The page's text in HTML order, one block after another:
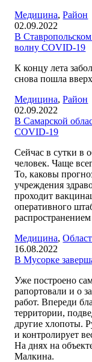
Медицина,Район
02.09.2022
В
волну COVID-19
К концу лета
снова пошла
Медицина,Район
02.09.2022
В Самарской
COVID-19
Сейчас в сутки в
человек. Чаще
То, каковы
учреждения
проходит
оперативного
Медицина,
16.08.2022
В Мусорке
Уже построено
рапортовали и о
работ. Впереди
территории,
другие хлопоты.
и контролирует
На днях на
Малкина.